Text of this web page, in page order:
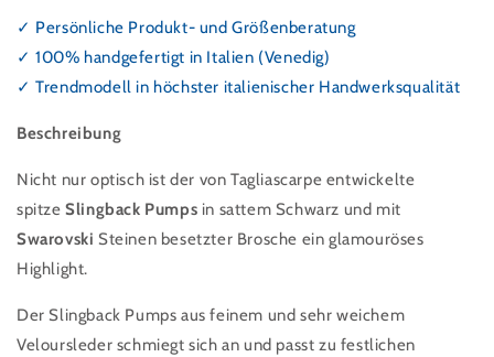
✓ Persönliche Produkt- und Größenberatung
✓ 100% handgefertigt in Italien (Venedig)
✓ Trendmodell in höchster italienischer Handwerksqualität
Beschreibung
Nicht nur optisch ist der von Tagliascarpe entwickelte
spitzeSlingback Pumps in sattem Schwarz und mit
Swarovski Steinen besetzter Brosche ein glamouröses
Highlight.
Der Slingback Pumps aus feinem und sehr weichem
Veloursleder schmiegt sich an und passt zu festlichen